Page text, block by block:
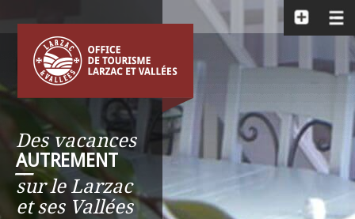
Des vacances
AUTREMENT
__
sur le Larzac
et ses Vallées